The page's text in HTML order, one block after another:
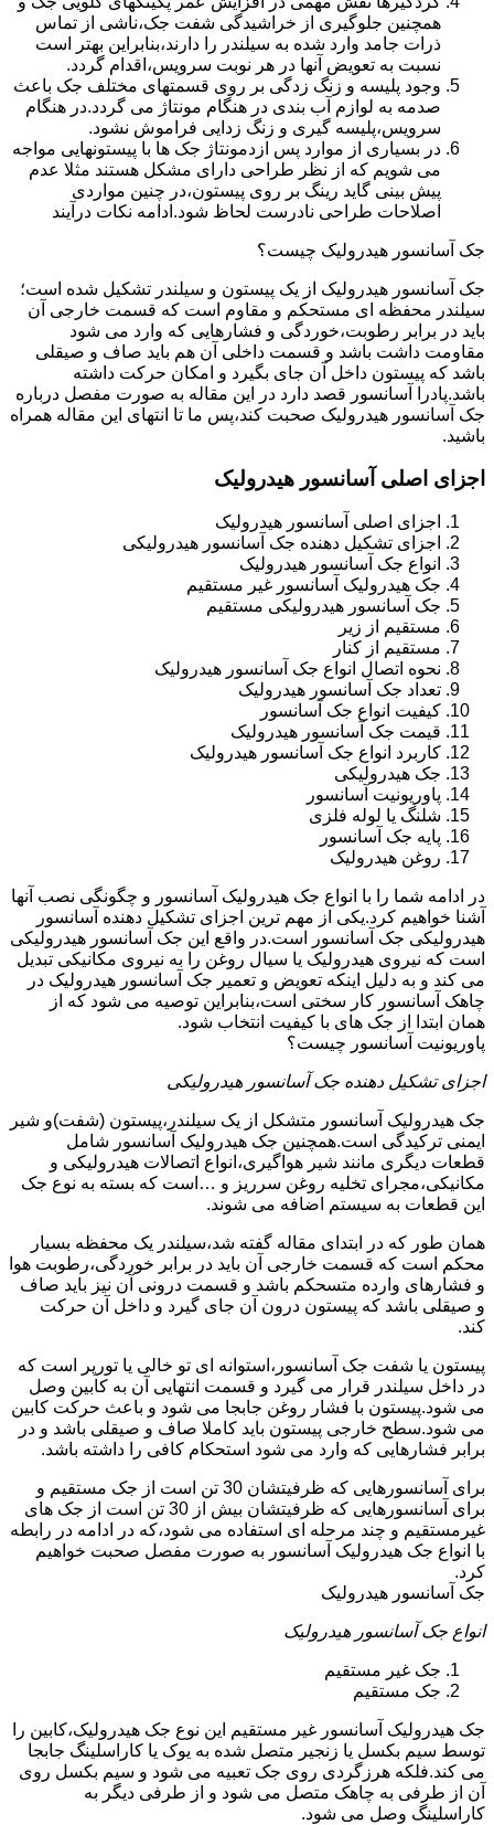
همچنین جلوگیری از خراشیدگی شفت جک،ناشی از تماس
ذرات جامد وارد شده به سیلندر را دارند،بنابراین بهتر است
نسبت به تعویض آنها در هر نوبت سرویس،اقدام گردد.
وجود پلیسه و زنگ زدگی بر روی قسمتهای مختلف جک باعث
صدمه به لوازم آب بندی در هنگام مونتاژ می گردد.در هنگام
سرویس،پلیسه گیری و زنگ زدایی فراموش نشود.
در بسیاری از موارد پس ازدمونتاژ جک ها با پیستونهایی مواجه
می شویم که از نظر طراحی دارای مشکل هستند مثلا عدم
پیش بینی گاید رینگ بر روی پیستون،در چنین مواردی
اصلاحات طراحی نادرست لحاظ شود.ادامه نکات درآیند
جک آسانسور هیدرولیک چیست؟
جک آسانسور هیدرولیک از یک پیستون و سیلندر تشکیل شده است؛
سیلندر محفظه ای مستحکم و مقاوم است که قسمت خارجی آن
باید در برابر رطوبت،خوردگی و فشارهایی که وارد می شود
مقاومت داشت باشد و قسمت داخلی آن هم باید صاف و صیقلی
باشد که پیستون داخل آن جای بگیرد و امکان حرکت داشته
باشد.پادرا آسانسور قصد دارد در این مقاله به صورت مفصل درباره
جک آسانسور هیدرولیک صحبت کند،پس ما تا انتهای این مقاله همراه
باشید.
اجزای اصلی آسانسور هیدرولیک
اجزای اصلی آسانسور هیدرولیک
اجزای تشکیل دهنده جک آسانسور هیدرولیکی
انواع جک آسانسور هیدرولیک
جک هیدرولیک آسانسور غیر مستقیم
جک آسانسور هیدرولیکی مستقیم
مستقیم از زیر
مستقیم از کنار
نحوه اتصال انواع جک آسانسور هیدرولیک
تعداد جک آسانسور هیدرولیک
کیفیت انواع جک آسانسور
قیمت جک آسانسور هیدرولیک
کاربرد انواع جک آسانسور هیدرولیک
جک هیدرولیکی
پاوریونیت آسانسور
شلنگ یا لوله فلزی
پایه جک آسانسور
روغن هیدرولیک
در ادامه شما را با انواع جک هیدرولیک آسانسور و چگونگی نصب آنها
آشنا خواهیم کرد.یکی از مهم ترین اجزای تشکیل دهنده آسانسور
هیدرولیکی جک آسانسور است.در واقع این جک آسانسور هیدرولیکی
است که نیروی هیدرولیک یا سیال روغن را به نیروی مکانیکی تبدیل
می کند و به دلیل اینکه تعویض و تعمیر جک آسانسور هیدرولیک در
چاهک آسانسور کار سختی است،بنابراین توصیه می شود که از
همان ابتدا از جک های با کیفیت انتخاب شود.
پاوریونیت آسانسور چیست؟
اجزای تشکیل دهنده جک آسانسور هیدرولیکی
جک هیدرولیک آسانسور متشکل از یک سیلندر،پیستون (شفت)و شیر
ایمنی ترکیدگی است.همچنین جک هیدرولیک آسانسور شامل
قطعات دیگری مانند شیر هواگیری،انواع اتصالات هیدرولیکی و
مکانیکی،مجرای تخلیه روغن سرریز و …است که بسته به نوع جک
این قطعات به سیستم اضافه می شوند.
همان طور که در ابتدای مقاله گفته شد،سیلندر یک محفظه بسیار
محکم است که قسمت خارجی آن باید در برابر خوردگی،رطوبت هوا
و فشارهای وارده متسحکم باشد و قسمت درونی آن نیز باید صاف
و صیقلی باشد که پیستون درون آن جای گیرد و داخل آن حرکت
کند.
پیستون یا شفت جک آسانسور،استوانه ای تو خالی یا تورپر است که
در داخل سیلندر قرار می گیرد و قسمت انتهایی آن به کابین وصل
می شود.پیستون با فشار روغن جابجا می شود و باعث حرکت کابین
می شود.سطح خارجی پیستون باید کاملا صاف و صیقلی باشد و در
برابر فشارهایی که وارد می شود استحکام کافی را داشته باشد.
برای آسانسورهایی که ظرفیتشان 30 تن است از جک مستقیم و
برای آسانسورهایی که ظرفیتشان بیش از 30 تن است از جک های
غیرمستقیم و چند مرحله ای استفاده می شود،که در ادامه در رابطه
با انواع جک هیدرولیک آسانسور به صورت مفصل صحبت خواهیم
کرد.
جک آسانسور هیدرولیک
انواع جک آسانسور هیدرولیک
جک غیر مستقیم
جک مستقیم
جک هیدرولیک آسانسور غیر مستقیم این نوع جک هیدرولیک،کابین را
توسط سیم بکسل یا زنجیر متصل شده به یوک یا کاراسلینگ جابجا
می کند.فلکه هرزگردی روی جک تعبیه می شود و سیم بکسل روی
آن از طرفی به چاهک متصل می شود و از طرفی دیگر به
کاراسلینگ وصل می شود.